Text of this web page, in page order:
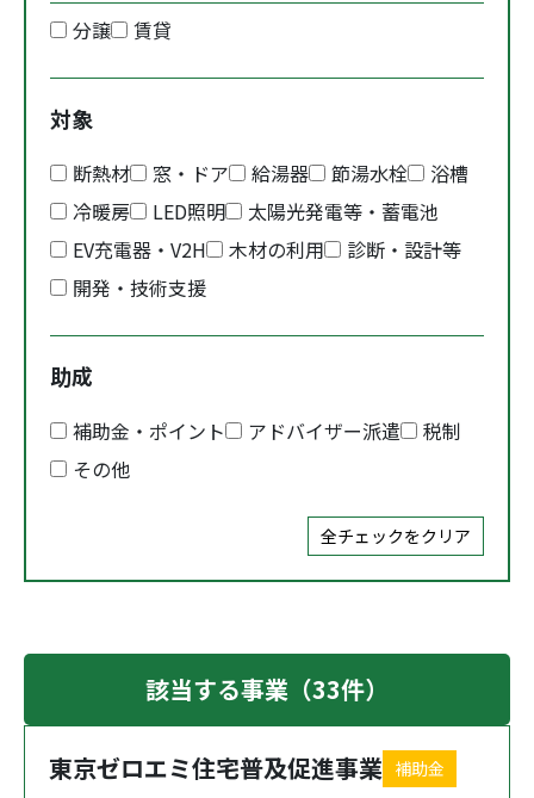
分譲
賃貸
対象
断熱材 窓・ドア 給湯器 節湯水栓
浴槽
冷暖房
LED照明
太陽光発電等・蓄電池
EV充電器・V2H
木材の利用
診断・設計等
開発・技術支援
助成
補助金・ポイント アドバイザー派遣
税制
その他
全チェックをクリア
該当する事業（33件）
東京ゼロエミ住宅普及促進事業 補助金